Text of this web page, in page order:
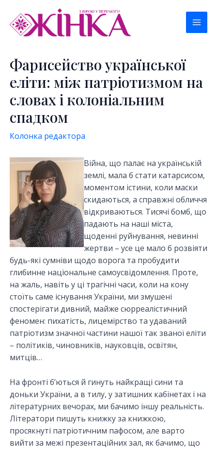
содержимому
Фарисейство української
еліти: між патріотизмом на
словах і колоніальним
спадком
Колонка редактора
Війна, що палає на українській
землі, мала б стати катарсисом,
моментом істини, коли маски
скидаються, а справжні обличчя
відкриваються. Тисячі бомб, що
падають на наші міста,
щоденні руйнування, невинні
жертви – усе це мало б розвіяти
будь-які сумніви щодо ворога та пробудити
глибинне національне самоусвідомлення. Проте,
на жаль, навіть у ці трагічні часи, коли на кону
стоїть саме існування України, ми змушені
спостерігати дивний, майже сюрреалістичний
феномен: пихатість, лицемірство та удаваний
патріотизм значної частини нашої так званої еліти
– політиків, чиновників, науковців, освітян,
митців…
На фронті б’ються й гинуть найкращі сини та
доньки України, а в тилу, у затишних кабінетах і на
літературних вечорах, ми бачимо іншу реальність.
Літератори пишуть книжку за книжкою,
просякнуті патріотичним пафосом, але варто
вийти за межі презентаційних зал, як бачимо, що